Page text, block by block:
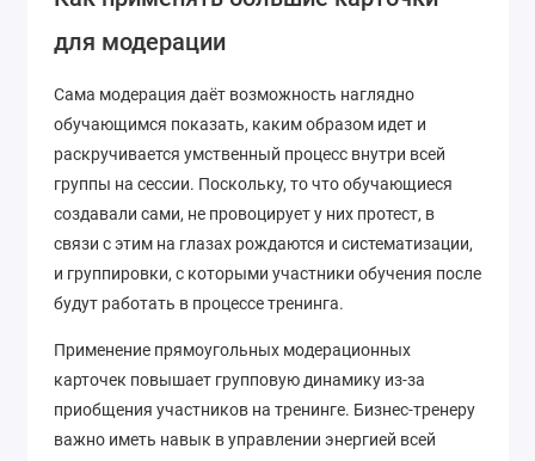
для модерации
Сама модерация даёт возможность наглядно
обучающимся показать, каким образом идет и
раскручивается умственный процесс внутри всей
группы на сессии. Поскольку, то что обучающиеся
создавали сами, не провоцирует у них протест, в
связи с этим на глазах рождаются и систематизации,
и группировки, с которыми участники обучения после
будут работать в процессе тренинга.
Применение прямоугольных модерационных
карточек повышает групповую динамику из-за
приобщения участников на тренинге. Бизнес-тренеру
важно иметь навык в управлении энергией всей